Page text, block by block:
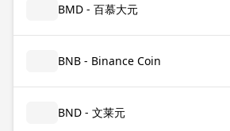
BMD - 百慕大元
BNB - Binance Coin
BND - 文莱元